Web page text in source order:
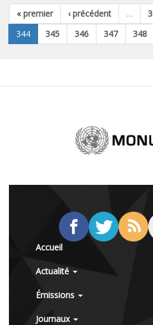
« premier ‹ précédent …
344
345 346 347 348
Accueil
Actualité
Émissions
Journaux